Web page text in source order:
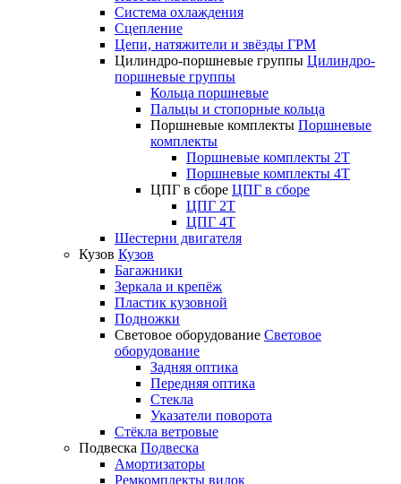
Система охлаждения
Сцепление
Цепи, натяжители и звёзды ГРМ
Цилиндро-поршневые группы Цилиндро-
поршневые группы
Кольца поршневые
Пальцы и стопорные кольца
Поршневые комплекты Поршневые
комплекты
Поршневые комплекты 2T
Поршневые комплекты 4T
ЦПГ в сборе ЦПГ в сборе
ЦПГ 2T
ЦПГ 4T
Шестерни двигателя
Кузов Кузов
Багажники
Зеркала и крепёж
Пластик кузовной
Подножки
Световое оборудование Световое
оборудование
Задняя оптика
Передняя оптика
Стекла
Указатели поворота
Стёкла ветровые
Подвеска Подвеска
Амортизаторы
Ремкомплекты вилок